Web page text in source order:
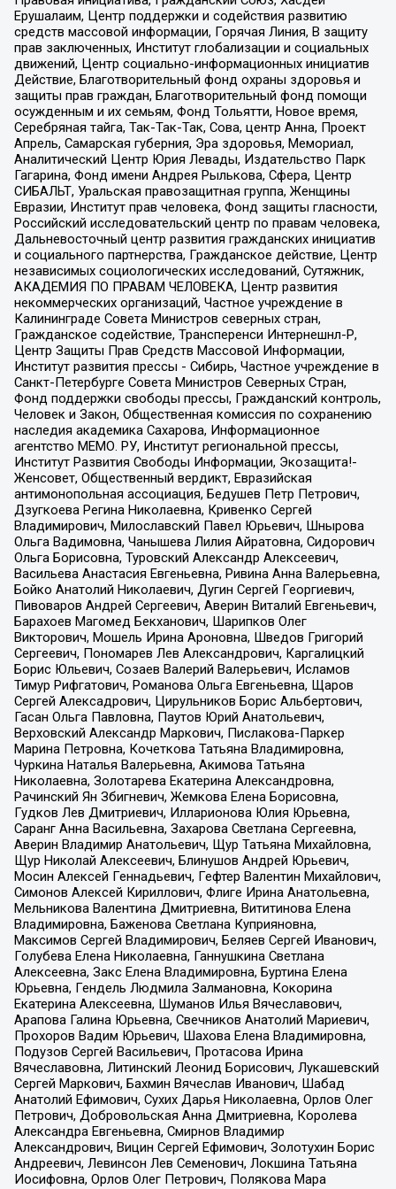
Ерушалаим, Центр поддержки и содействия развитию
средств массовой информации, Горячая Линия, В защиту
прав заключенных, Институт глобализации и социальных
движений, Центр социально-информационных инициатив
Действие, Благотворительный фонд охраны здоровья и
защиты прав граждан, Благотворительный фонд помощи
осужденным и их семьям, Фонд Тольятти, Новое время,
Серебряная тайга, Так-Так-Так, Сова, центр Анна, Проект
Апрель, Самарская губерния, Эра здоровья, Мемориал,
Аналитический Центр Юрия Левады, Издательство Парк
Гагарина, Фонд имени Андрея Рылькова, Сфера, Центр
СИБАЛЬТ, Уральская правозащитная группа, Женщины
Евразии, Институт прав человека, Фонд защиты гласности,
Российский исследовательский центр по правам человека,
Дальневосточный центр развития гражданских инициатив
и социального партнерства, Гражданское действие, Центр
независимых социологических исследований, Сутяжник,
АКАДЕМИЯ ПО ПРАВАМ ЧЕЛОВЕКА, Центр развития
некоммерческих организаций, Частное учреждение в
Калининграде Совета Министров северных стран,
Гражданское содействие, Трансперенси Интернешнл-Р,
Центр Защиты Прав Средств Массовой Информации,
Институт развития прессы - Сибирь, Частное учреждение в
Санкт-Петербурге Совета Министров Северных Стран,
Фонд поддержки свободы прессы, Гражданский контроль,
Человек и Закон, Общественная комиссия по сохранению
наследия академика Сахарова, Информационное
агентство МЕМО. РУ, Институт региональной прессы,
Институт Развития Свободы Информации, Экозащита!-
Женсовет, Общественный вердикт, Евразийская
антимонопольная ассоциация, Бедушев Петр Петрович,
Дзугкоева Регина Николаевна, Кривенко Сергей
Владимирович, Милославский Павел Юрьевич, Шнырова
Ольга Вадимовна, Чанышева Лилия Айратовна, Сидорович
Ольга Борисовна, Туровский Александр Алексеевич,
Васильева Анастасия Евгеньевна, Ривина Анна Валерьевна,
Бойко Анатолий Николаевич, Дугин Сергей Георгиевич,
Пивоваров Андрей Сергеевич, Аверин Виталий Евгеньевич,
Барахоев Магомед Бекханович, Шарипков Олег
Викторович, Мошель Ирина Ароновна, Шведов Григорий
Сергеевич, Пономарев Лев Александрович, Каргалицкий
Борис Юльевич, Созаев Валерий Валерьевич, Исламов
Тимур Рифгатович, Романова Ольга Евгеньевна, Щаров
Сергей Алексадрович, Цирульников Борис Альбертович,
Гасан Ольга Павловна, Паутов Юрий Анатольевич,
Верховский Александр Маркович, Пислакова-Паркер
Марина Петровна, Кочеткова Татьяна Владимировна,
Чуркина Наталья Валерьевна, Акимова Татьяна
Николаевна, Золотарева Екатерина Александровна,
Рачинский Ян Збигневич, Жемкова Елена Борисовна,
Гудков Лев Дмитриевич, Илларионова Юлия Юрьевна,
Саранг Анна Васильевна, Захарова Светлана Сергеевна,
Аверин Владимир Анатольевич, Щур Татьяна Михайловна,
Щур Николай Алексеевич, Блинушов Андрей Юрьевич,
Мосин Алексей Геннадьевич, Гефтер Валентин Михайлович,
Симонов Алексей Кириллович, Флиге Ирина Анатольевна,
Мельникова Валентина Дмитриевна, Вититинова Елена
Владимировна, Баженова Светлана Куприяновна,
Максимов Сергей Владимирович, Беляев Сергей Иванович,
Голубева Елена Николаевна, Ганнушкина Светлана
Алексеевна, Закс Елена Владимировна, Буртина Елена
Юрьевна, Гендель Людмила Залмановна, Кокорина
Екатерина Алексеевна, Шуманов Илья Вячеславович,
Арапова Галина Юрьевна, Свечников Анатолий Мариевич,
Прохоров Вадим Юрьевич, Шахова Елена Владимировна,
Подузов Сергей Васильевич, Протасова Ирина
Вячеславовна, Литинский Леонид Борисович, Лукашевский
Сергей Маркович, Бахмин Вячеслав Иванович, Шабад
Анатолий Ефимович, Сухих Дарья Николаевна, Орлов Олег
Петрович, Добровольская Анна Дмитриевна, Королева
Александра Евгеньевна, Смирнов Владимир
Александрович, Вицин Сергей Ефимович, Золотухин Борис
Андреевич, Левинсон Лев Семенович, Локшина Татьяна
Иосифовна, Орлов Олег Петрович, Полякова Мара